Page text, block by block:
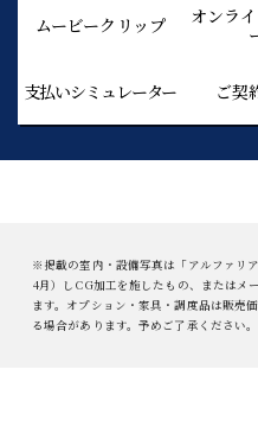
ムービークリップ
オンラ
支払いシミュレーター ご契
※掲載の室内・設備写真は「アルファリ
4月）しCG加工を施したもの、またはメ
ます。オプション・家具・調度品は販売
る場合があります。予めご了承ください。